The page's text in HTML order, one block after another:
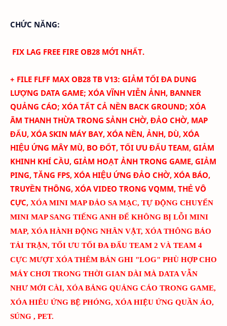
CHỨC NĂNG:
FIX LAG FREE FIRE OB28 MỚI NHẤT.
+ FILE FLFF MAX OB28 TB V13: GIẢM TỐI ĐA DUNG
LƯỢNG DATA GAME; XÓA VĨNH VIỄN ẢNH, BANNER
QUẢNG CÁO; XÓA TẤT CẢ NỀN BACK GROUND; XÓA
ÂM THANH THỪA TRONG SẢNH CHỜ, ĐẢO CHỜ, MAP
ĐẤU, XÓA SKIN MÁY BAY, XÓA NỀN, ẢNH, DÙ, XÓA
HIỆU ỨNG MÂY MÙ, BO ĐỐT, TỐI ƯU ĐẤU TEAM, GIẢM
KHINH KHÍ CẦU, GIẢM HOẠT ẢNH TRONG GAME, GIẢM
PING, TĂNG FPS, XÓA HIỆU ỨNG ĐẢO CHỜ, XÓA BÁO,
TRUYỀN THÔNG, XÓA VIDEO TRONG VQMM, THẺ VÔ
CỰC, XÓA MINI MAP ĐẢO SA MẠC, TỰ ĐỘNG CHUYỂN
MINI MAP SANG TIẾNG ANH ĐỂ KHÔNG BỊ LỖI MINI
MAP, XÓA HÀNH ĐỘNG NHÂN VẬT, XÓA THÔNG BÁO
TẢI TRẬN, TỐI ƯU TỐI ĐA ĐẤU TEAM 2 VÀ TEAM 4
CỰC MƯỢT XÓA THÊM BẢN GHI "LOG" PHÙ HỢP CHO
MÁY CHƠI TRONG THỜI GIAN DÀI MÀ DATA VẪN
NHƯ MỚI CÀI, XÓA BẢNG QUẢNG CÁO TRONG GAME,
XÓA HIÊU ỨNG BỆ PHÓNG, XÓA HIỆU ỨNG QUẦN ÁO,
SÚNG , PET.